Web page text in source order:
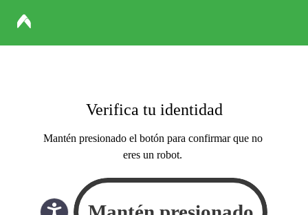
Verifica tu identidad
Mantén presionado el botón para confirmar que no
eres un robot.